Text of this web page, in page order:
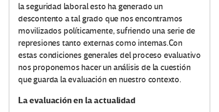
la seguridad laboral esto ha generado un
descontento a tal grado que nos encontramos
movilizados políticamente, sufriendo una serie de
represiones tanto externas como internas.Con
estas condiciones generales del proceso evaluativo
nos proponemos hacer un análisis de la cuestión
que guarda la evaluación en nuestro contexto.
La evaluación en la actualidad